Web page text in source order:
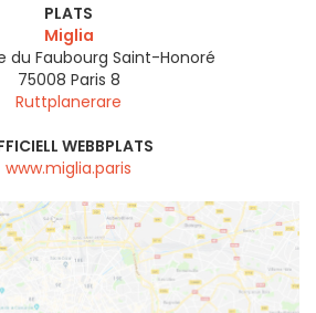
PLATS
Miglia
du Faubourg Saint-Honoré
75008 Paris 8
Ruttplanerare
WEBBPLATS
www.miglia.paris